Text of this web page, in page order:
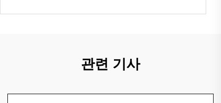
관련 기사